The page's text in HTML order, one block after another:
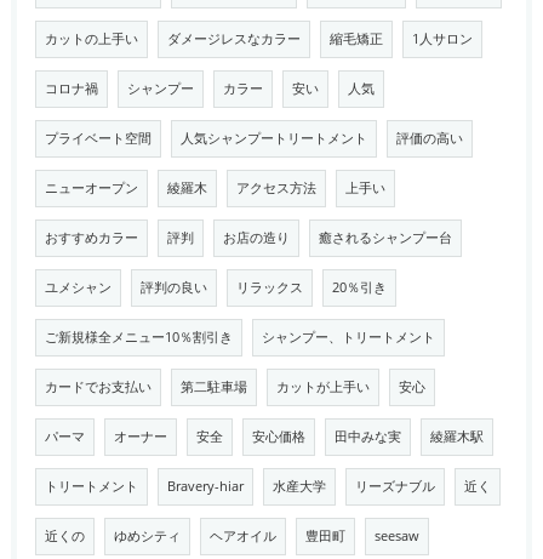
カットの上手い ダメージレスなカラー 縮毛矯正 1人サロン
コロナ禍 シャンプー カラー 安い 人気
プライベート空間 人気シャンプートリートメント 評価の高い
ニューオープン 綾羅木 アクセス方法 上手い
おすすめカラー 評判 お店の造り 癒されるシャンプー台
ユメシャン 評判の良い リラックス 20％引き
ご新規様全メニュー10％割引き シャンプー、トリートメント
カードでお支払い 第二駐車場 カットが上手い 安心
パーマ オーナー 安全 安心価格 田中みな実 綾羅木駅
トリートメント Bravery-hiar 水産大学 リーズナブル 近く
近くの ゆめシティ ヘアオイル 豊田町 seesaw